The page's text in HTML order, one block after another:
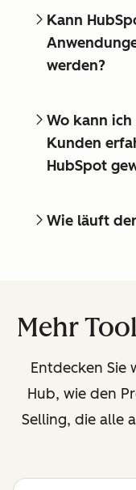
Kann
werden?
Wo kann
Kunden
HubSpot
Wie läuft
Mehr
Entdecken Sie
Hub, wie den
Selling, die alle